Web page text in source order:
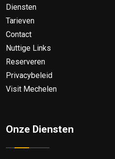
Diensten
Tarieven
Contact
Nuttige Links
Reserveren
Privacybeleid
Visit Mechelen
Onze Diensten